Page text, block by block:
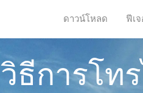
ดาวน์โหลด ฟีเ
วิธีการโท